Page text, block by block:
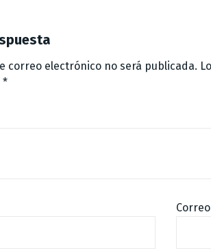
correo electrónico no será publicada.
*